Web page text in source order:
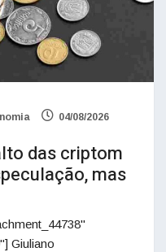
04/08/2026
das criptom
mas
Giuliano